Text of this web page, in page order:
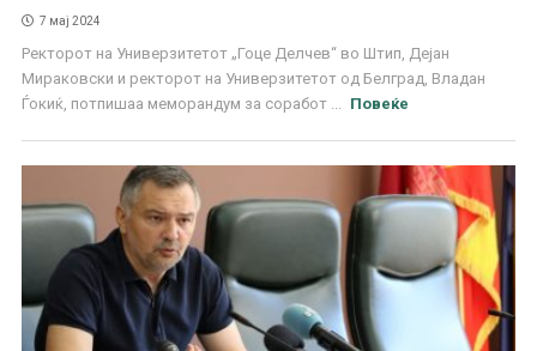
7 мај 2024
Ректорот на Универзитетот „Гоце Делчев“ во Штип, Дејан
Мираковски и ректорот на Универзитетот од Белград, Владан
Ѓокиќ, потпишаа меморандум за соработ ...
Повеќе